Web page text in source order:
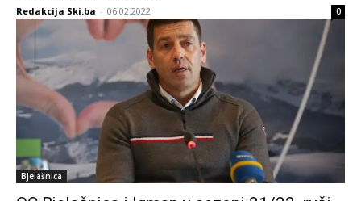
Redakcija Ski.ba - 06.02.2022 0
Bjelašnica